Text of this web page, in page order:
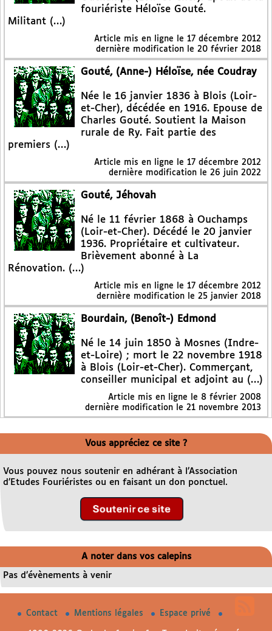
fouriériste Héloïse Gouté.
Militant (…)
Article mis en ligne le 17 décembre 2012
dernière modification le 20 février 2018
Gouté, (Anne-) Héloïse, née Coudray
Née le 16 janvier 1836 à Blois (Loir-
et-Cher), décédée en 1916. Epouse de
Charles Gouté. Soutient la Maison
rurale de Ry. Fait partie des
premiers (…)
Article mis en ligne le 17 décembre 2012
dernière modification le 26 juin 2022
Gouté, Jéhovah
Né le 11 février 1868 à Ouchamps
(Loir-et-Cher). Décédé le 20 janvier
1936. Propriétaire et cultivateur.
Brièvement abonné à La
Rénovation. (…)
Article mis en ligne le 17 décembre 2012
dernière modification le 25 janvier 2018
Bourdain, (Benoît-) Edmond
Né le 14 juin 1850 à Mosnes (Indre-
et-Loire) ; mort le 22 novembre 1918
à Blois (Loir-et-Cher). Commerçant,
conseiller municipal et adjoint au (…)
Article mis en ligne le 8 février 2008
dernière modification le 21 novembre 2013
Vous appréciez ce site ?
Vous pouvez nous soutenir en adhérant à l’Association
d’Etudes Fouriéristes ou en faisant un don ponctuel.
A noter dans vos calepins
Pas d’évènements à venir
Contact Mentions légales Espace privé